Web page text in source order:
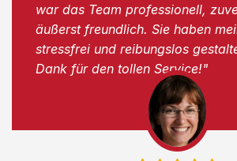
war das Team professionell,
äußerst freundlich. Sie haben
stressfrei und reibungslos
Dank für den tollen Service!"